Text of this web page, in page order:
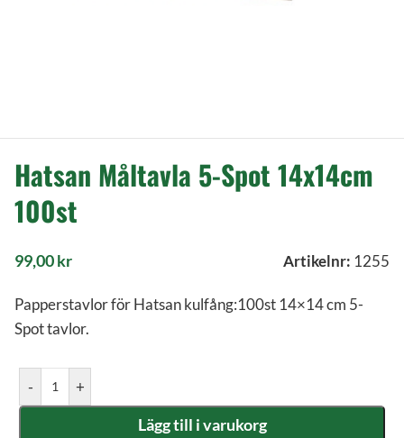
Hatsan Måltavla 5-Spot 14x14cm
100st
99,00kr Artikelnr: 1255
Papperstavlor för Hatsan kulfång:100st 14×14 cm 5-
Spot tavlor.
- +
Lägg till i varukorg